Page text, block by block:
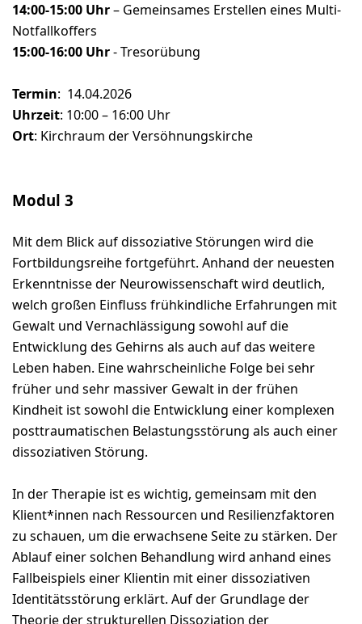
14:00-15:00 Uhr– Gemeinsames Erstellen eines Multi-
Notfallkoffers
15:00-16:00 Uhr- Tresorübung
Termin: 14.04.2026
Uhrzeit: 10:00 – 16:00 Uhr
Ort: Kirchraum der Versöhnungskirche
Modul 3
Mit dem Blick auf dissoziative Störungen wird die
Fortbildungsreihe fortgeführt. Anhand der neuesten
Erkenntnisse der Neurowissenschaft wird deutlich,
welch großen Einfluss frühkindliche Erfahrungen mit
Gewalt und Vernachlässigung sowohl auf die
Entwicklung des Gehirns als auch auf das weitere
Leben haben. Eine wahrscheinliche Folge bei sehr
früher und sehr massiver Gewalt in der frühen
Kindheit ist sowohl die Entwicklung einer komplexen
posttraumatischen Belastungsstörung als auch einer
dissoziativen Störung.
In der Therapie ist es wichtig, gemeinsam mit den
Klient*innen nach Ressourcen und Resilienzfaktoren
zu schauen, um die erwachsene Seite zu stärken. Der
Ablauf einer solchen Behandlung wird anhand eines
Fallbeispiels einer Klientin mit einer dissoziativen
Identitätsstörung erklärt. Auf der Grundlage der
Theorie der strukturellen Dissoziation der